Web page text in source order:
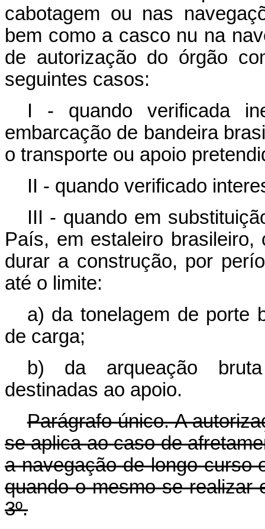
cabotagem ou nas
bem como a casco nu na
de autorização do órgão
seguintes casos:
I - quando verificada
embarcação de bandeira
o transporte ou apoio
II - quando verificado
III - quando em
País, em estaleiro
durar a construção, por
até o limite:
a) da tonelagem de porte
de carga;
b) da arqueação
destinadas ao apoio.
Parágrafo único. A
se aplica ao caso de
a navegação de longo curso
quando o mesmo se realizar
3º.